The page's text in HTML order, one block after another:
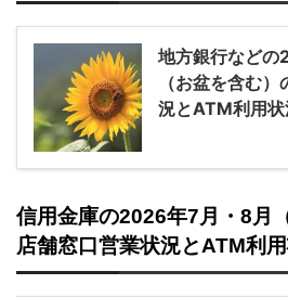
地方銀行など
（お盆を含む
況とATM利用
信用金庫の2026年7月・8月
店舗窓口営業状況とATM利